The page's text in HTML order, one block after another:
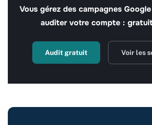
Vous gérez des campagnes
auditer votre compte :
Audit gratuit Voir les